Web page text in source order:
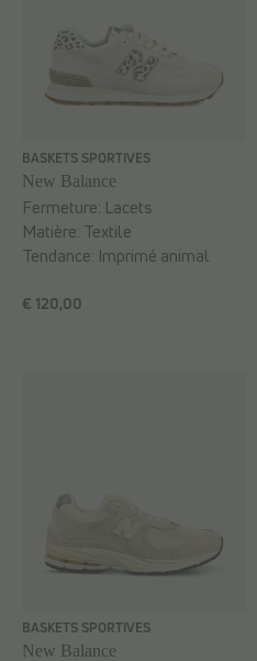
BASKETS SPORTIVES
New Balance
€ 120,00
Fermeture: Lacets
Matière: Textile
Tendance: Imprimé animal
BASKETS SPORTIVES
New Balance